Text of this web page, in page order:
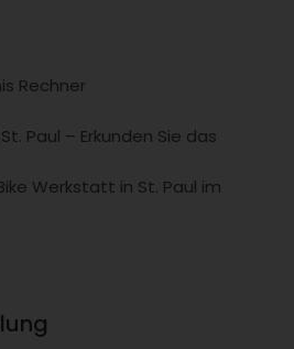
Rechner
Paul – Erkunden Sie das
Werkstatt in St. Paul im